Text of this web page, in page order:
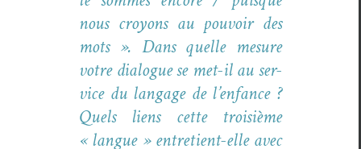
nous croyons au pou­voir des
mots ». Dans quelle mesure
votre dia­logue se met-il au ser­
vice du lan­gage de l’enfance ?
Quels liens cette troisième
« langue » entre­tient-elle avec